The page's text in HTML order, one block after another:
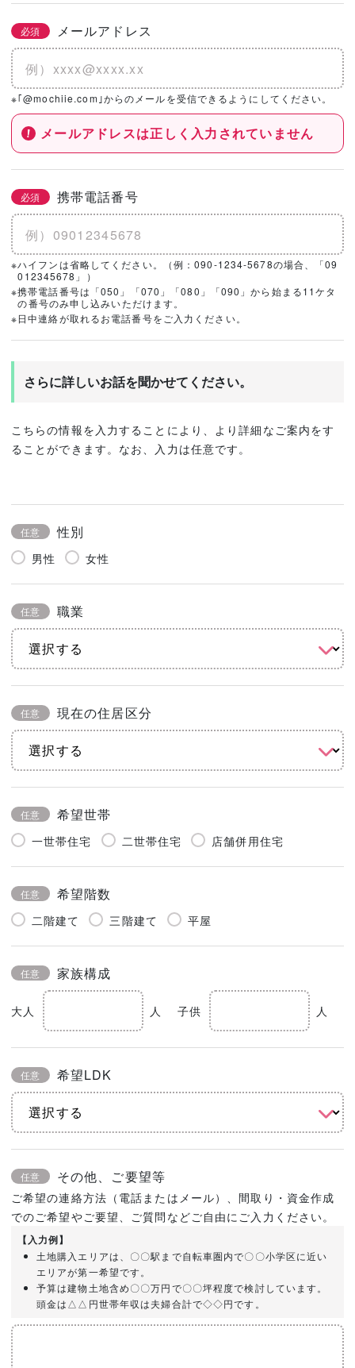
必須 メールアドレス
※｢@mochiie.com｣からのメールを受信できるようにしてください。
メールアドレスは正しく入力されていません
必須 携帯電話番号
※ハイフンは省略してください。（例：090-1234-5678の場合、「09
012345678」）
※携帯電話番号は「050」「070」「080」「090」から始まる11ケタ
の番号のみ申し込みいただけます。
※日中連絡が取れるお電話番号をご入力ください。
さらに詳しいお話を聞かせてください。
こちらの情報を入力することにより、より詳細なご案内をす
ることができます。なお、入力は任意です。
任意 性別
男性 女性
任意 職業
任意 現在の住居区分
任意 希望世帯
一世帯住宅 二世帯住宅 店舗併用住宅
任意 希望階数
二階建て 三階建て 平屋
任意 家族構成
大人 人 子供 人
任意 希望LDK
任意 その他、ご要望等
ご希望の連絡方法（電話またはメール）、間取り・資金作成
でのご希望やご要望、ご質問などご自由にご入力ください。
【入力例】
土地購入エリアは、〇〇駅まで自転車圏内で〇〇小学区に近い
エリアが第一希望です。
予算は建物土地含め〇〇万円で〇〇坪程度で検討しています。
頭金は△△円世帯年収は夫婦合計で◇◇円です。